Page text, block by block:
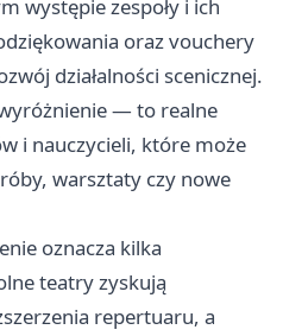
występie zespoły i ich
oraz vouchery
działalności scenicznej.
— to realne
i nauczycieli, które może
warsztaty czy nowe
oznacza kilka
teatry zyskują
repertuaru, a